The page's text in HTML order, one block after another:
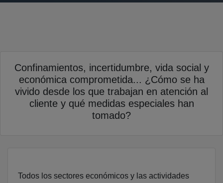
Confinamientos, incertidumbre, vida social y
económica comprometida... ¿Cómo se ha
vivido desde los que trabajan en atención al
cliente y qué medidas especiales han
tomado?
Todos los sectores económicos y las actividades